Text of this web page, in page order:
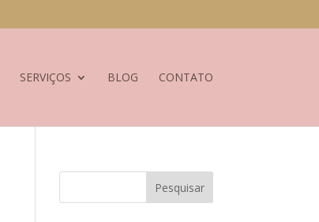
SERVIÇOS BLOG CONTATO
Pesquisar